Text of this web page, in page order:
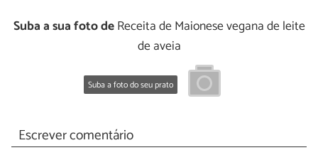
Suba a sua foto deReceita de Maionese vegana de leite
de aveia
Suba a foto do seu prato
Escrever comentário